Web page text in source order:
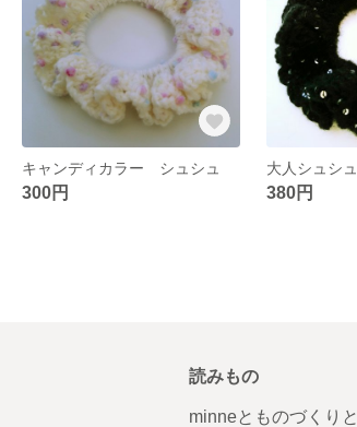
キャンディカラー シュシュ
300円 380円
読みもの
minneとものづくりと